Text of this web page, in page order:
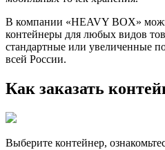
В компании «HEAVY BOX»
контейнеры для любых видов
стандартные или увеличенные
всей России.
Как заказать
Выберите контейнер,